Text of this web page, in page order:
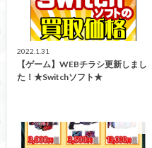
2022.1.31
【ゲーム】WEBチラシ更新しまし
た！★Switchソフト★
買取告知